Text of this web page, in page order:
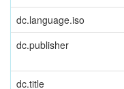
dc.language.iso
dc.publisher
dc.title